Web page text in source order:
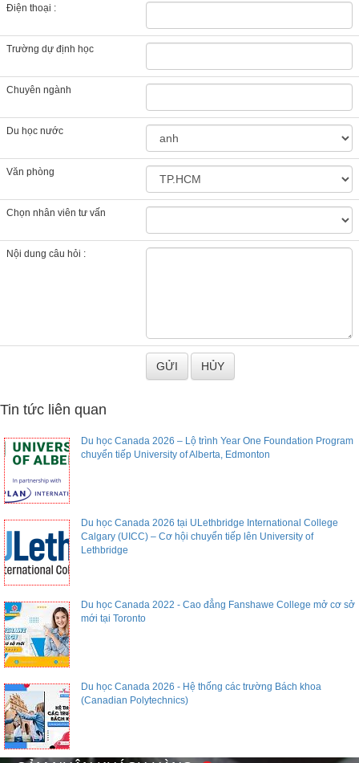
Điện thoại :
Trường dự định học
Chuyên ngành
Du học nước
Văn phòng
Chọn nhân viên tư vấn
Nội dung câu hỏi :
Tin tức liên quan
Du học Canada 2026 – Lộ trình Year One Foundation Program
chuyển tiếp University of Alberta, Edmonton
Du học Canada 2026 tại ULethbridge International College
Calgary (UICC) – Cơ hội chuyển tiếp lên University of
Lethbridge
Du học Canada 2022 - Cao đẳng Fanshawe College mở cơ sở
mới tại Toronto
Du học Canada 2026 - Hệ thống các trường Bách khoa
(Canadian Polytechnics)